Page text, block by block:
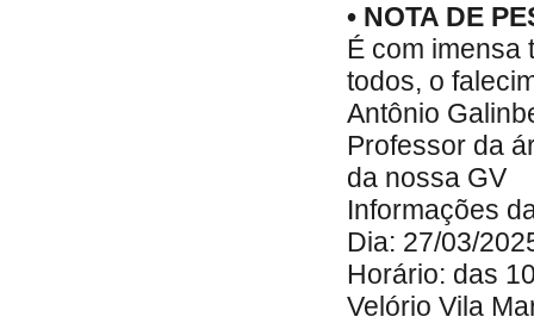
• NOTA DE
É com imensa
todos, o
Antônio
Professor da
da nossa GV
Informações
Dia: 27/03/
Horário: das
Velório Vila